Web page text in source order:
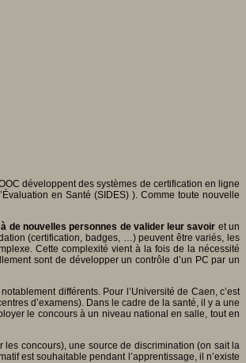
développent des systèmes de certification en ligne
en Santé (SIDES) ). Comme toute nouvelle
de nouvelles personnes de valider leur savoir et un
(certification, badges, …) peuvent être variés, les
Cette complexité vient à la fois de la nécessité
sont de développer un contrôle d’un PC par un
différents. Pour l’Université de Caen, c’est
d’examens). Dans le cadre de la santé, il y a une
le concours à un niveau national en salle, tout en
les concours), une source de discrimination (on sait la
est souhaitable pendant l’apprentissage, il n’existe